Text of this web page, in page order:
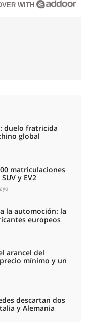
WITH
duelo fratricida
global
matriculaciones
y EV2
la automoción: la
europeos
arancel del
mínimo y un
descartan dos
y Alemania